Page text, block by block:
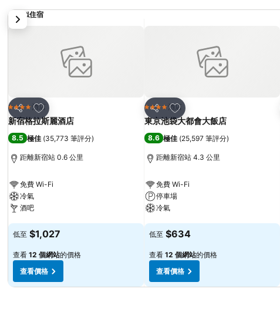
類似住宿
分享
放到收藏夾
4 星級 酒店
新宿格拉斯麗酒店
8.5 極佳 (35,773 筆評分)
距離新宿站 0.6 公里
免費 Wi-Fi
冷氣
酒吧
查看價格
低至 $1,027
查看 12 個網站的價格
查看價格
分享
放到收藏夾
4 星級 酒店
東京池袋大都會大飯店
8.6 極佳 (25,597 筆評分)
距離新宿站 4.3 公里
免費 Wi-Fi
停車場
冷氣
查看價格
低至 $634
查看 12 個網站的價格
查看價格
下一步